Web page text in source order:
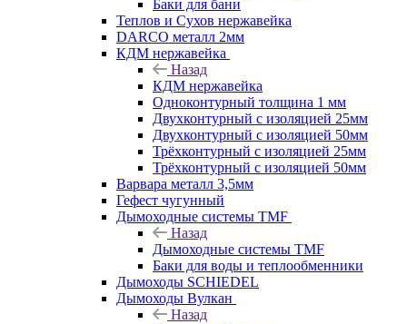
Баки для бани
Теплов и Сухов нержавейка
DARCO металл 2мм
КДМ нержавейка
Назад
КДМ нержавейка
Одноконтурный толщина 1 мм
Двухконтурный с изоляцией 25мм
Двухконтурный с изоляцией 50мм
Трёхконтурный с изоляцией 25мм
Трёхконтурный с изоляцией 50мм
Варвара металл 3,5мм
Гефест чугунный
Дымоходные системы TMF
Назад
Дымоходные системы TMF
Баки для воды и теплообменники
Дымоходы SCHIEDEL
Дымоходы Вулкан
Назад